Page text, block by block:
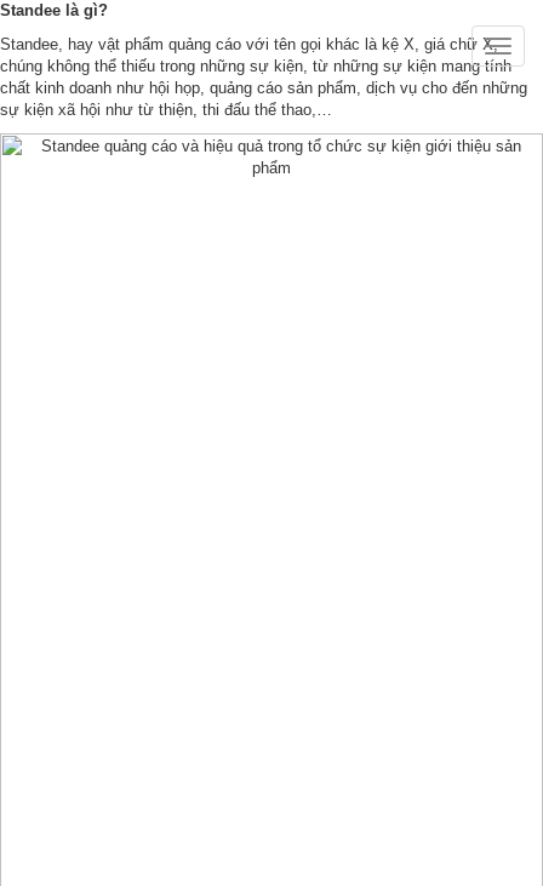
Standee là gì?
Standee, hay vật phẩm quảng cáo với tên gọi khác là kệ X, giá chữ X,
chúng không thể thiếu trong những sự kiện, từ những sự kiện mang tính
chất kinh doanh như hội họp, quảng cáo sản phẩm, dịch vụ cho đến những
sự kiện xã hội như từ thiện, thi đấu thể thao,…
Toggle